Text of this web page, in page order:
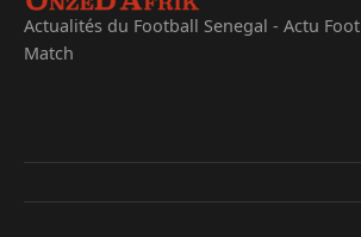
Actualités du Football Senegal - Actu Foot
Match